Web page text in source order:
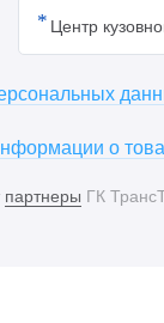
Центр
о
партнеры ГК